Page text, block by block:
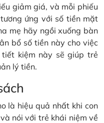
giảm giá, và mỗi phiếu
ứng với số tiền mặt
mẹ hãy ngồi xuống bàn
bổ số tiền này cho việc
kiệm này sẽ giúp trẻ
lý tiền.
là hiệu quả nhất khi con
nói với trẻ khái niệm về